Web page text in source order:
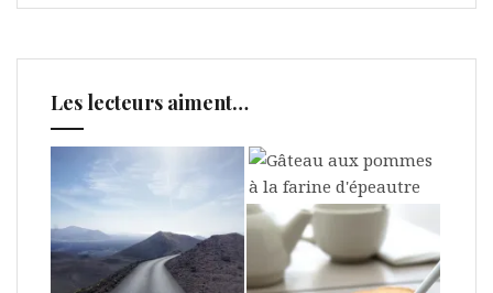
Les lecteurs aiment…